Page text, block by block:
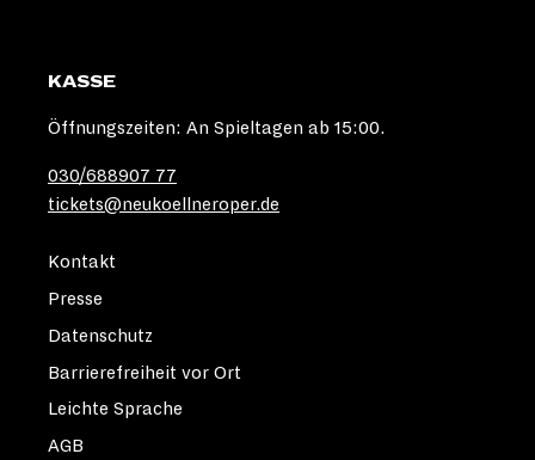
KASSE
Öffnungszeiten: An Spieltagen ab 15:00.
030/688907 77
tickets@neukoellneroper.de
Kontakt
Presse
Datenschutz
Barrierefreiheit vor Ort
Leichte Sprache
AGB